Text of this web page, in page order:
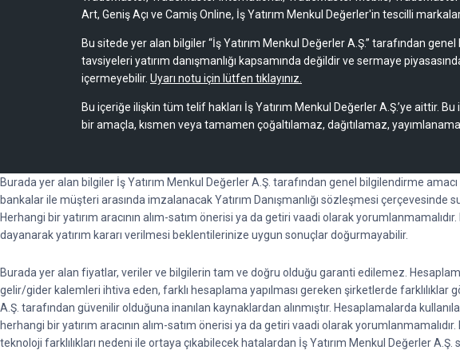
Art, Geniş Açı ve Camiş Online, İş Yatırım Menkul Değerler'in tescilli
Bu sitede yer alan bilgiler “İş Yatırım Menkul Değerler A.Ş.” tarafından
tavsiyeleri yatırım danışmanlığı kapsamında değildir ve sermaye
içermeyebilir. Uyarı notu için lütfen tıklayınız.
Bu içeriğe ilişkin tüm telif hakları İş Yatırım Menkul Değerler A.Ş.’ye aittir.
bir amaçla, kısmen veya tamamen çoğaltılamaz, dağıtılamaz,
Burada yer alan bilgiler İş Yatırım Menkul Değerler A.Ş. tarafından genel bilgilendirme
bankalar ile müşteri arasında imzalanacak Yatırım Danışmanlığı sözleşmesi
Herhangi bir yatırım aracının alım-satım önerisi ya da getiri vaadi olarak
dayanarak yatırım kararı verilmesi beklentilerinize uygun sonuçlar doğurmayabilir.
Burada yer alan fiyatlar, veriler ve bilgilerin tam ve doğru olduğu garanti edilemez.
gelir/gider kalemleri ihtiva eden, farklı hesaplama yapılması gereken şirketlerde farklılıklar
A.Ş. tarafından güvenilir olduğuna inanılan kaynaklardan alınmıştır. Hesaplamalarda
herhangi bir yatırım aracının alım-satım önerisi ya da getiri vaadi olarak
teknoloji farklılıkları nedeni ile ortaya çıkabilecek hatalardan İş Yatırım Menkul Değerler A.Ş.